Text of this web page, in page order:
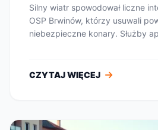
Silny wiatr spowodował liczne
OSP Brwinów, którzy usuwali
niebezpieczne konary. Służby
CZYTAJ WIĘCEJ